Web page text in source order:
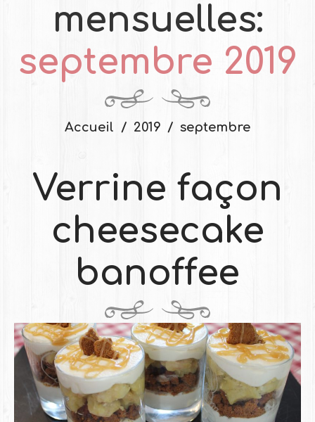
mensuelles:
septembre 2019
Accueil 2019 septembre
Verrine façon
cheesecake
banoffee